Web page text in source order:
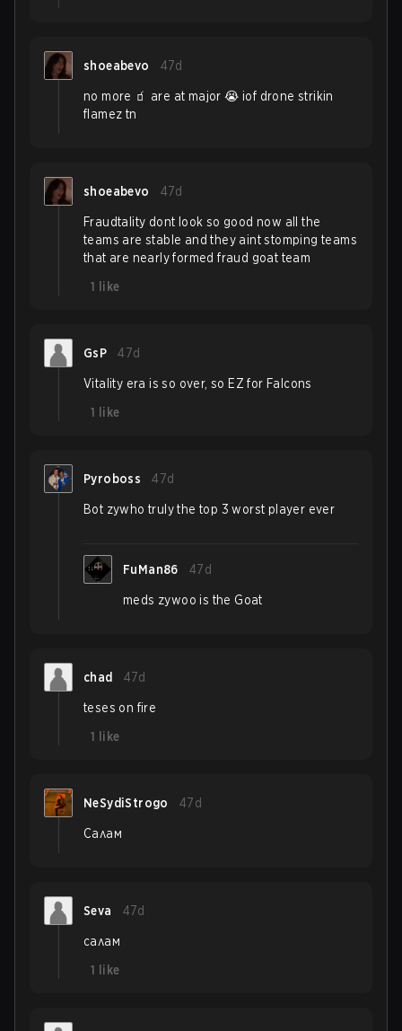
shoeabevo 47d
no more 🧃 are at major 😭 iof drone strikin
flamez tn
shoeabevo 47d
Fraudtality dont look so good now all the
teams are stable and they aint stomping teams
that are nearly formed fraud goat team
1
like
GsP 47d
Vitality era is so over, so EZ for Falcons
1
like
Pyroboss 47d
Bot zywho truly the top 3 worst player ever
FuMan86 47d
meds zywoo is the Goat
chad 47d
teses on fire
1
like
NeSydiStrogo 47d
Салам
Seva 47d
салам
1
like